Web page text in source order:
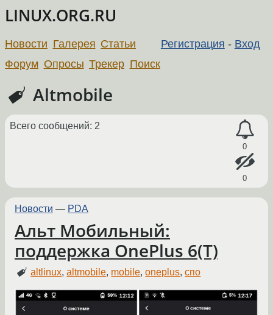
LINUX.ORG.RU
Регистрация - Вход
Новости Галерея Статьи
Форум Опросы Трекер Поиск
Altmobile
0
0
Всего сообщений: 2
Новости — PDA
Альт Мобильный:
поддержка OnePlus 6(T)
altlinux,altmobile, mobile,oneplus,спо